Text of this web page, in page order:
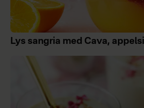
Lys sangria med Cava,